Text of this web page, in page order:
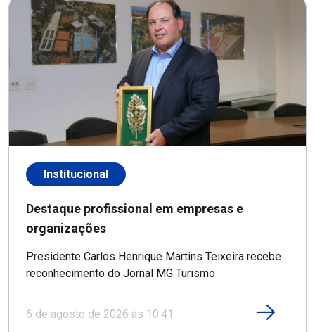
Institucional
Destaque profissional em empresas e
organizações
Presidente Carlos Henrique Martins Teixeira recebe
reconhecimento do Jornal MG Turismo
6 de agosto de 2026 às 10:41